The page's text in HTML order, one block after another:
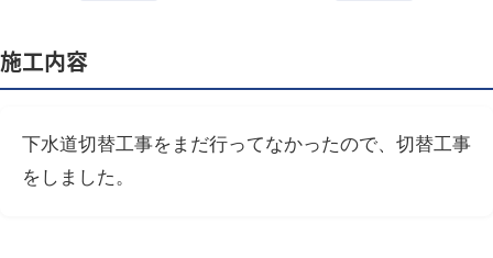
施工内容
下水道切替工事をまだ行ってなかったので、切替工事
をしました。